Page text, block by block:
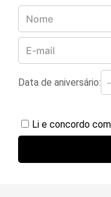
Data de aniversário:
Li e concordo